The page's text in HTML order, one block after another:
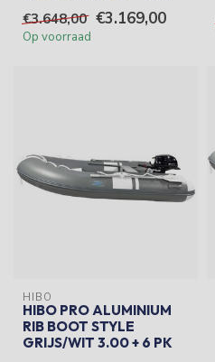
€3.648,00 €3.169,00
Op voorraad
HIBO
HIBO PRO ALUMINIUM
RIB BOOT STYLE
GRIJS/WIT 3.00 + 6 PK